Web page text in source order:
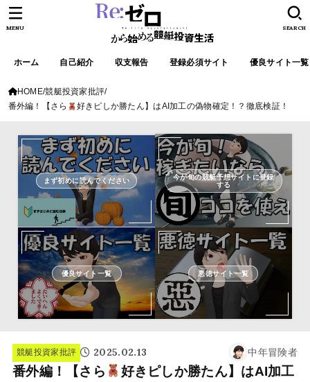
ホーム 自己紹介 収支報告 登録必須サイト 優良サイト一覧
SEARCH
MENU
HOME 競艇投資家批評
番外編！【さら
好きピしか勝たん】はAI加工の偽物確定！？徹底検証！
まず初めに読んでください
今が旬の競艇予想サイトに登録
する
優良サイト一覧 悪徳サイト一覧
競艇投資家批評 2025.02.13 中年冒険者
番外編！【さら
好きピしか勝たん】はAI加工